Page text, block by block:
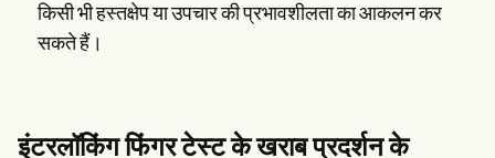
किसी भी हस्तक्षेप या उपचार की प्रभावशीलता का आकलन कर
सकते हैं।
इंटरलॉकिंग फिंगर टेस्ट के खराब प्रदर्शन के